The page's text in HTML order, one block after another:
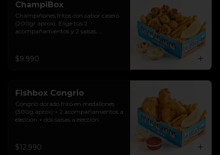
ChampiBox
Champiñones fritos con sabor casero
(200gr aprox). Elige tus 2
acompañamientos y 2 salsas.
$9.990
Fishbox Congrio
Congrio dorado frito en medallones
(300g aprox) + 2 acompañamientos a
elección + dos salsas a elección.
$12.990